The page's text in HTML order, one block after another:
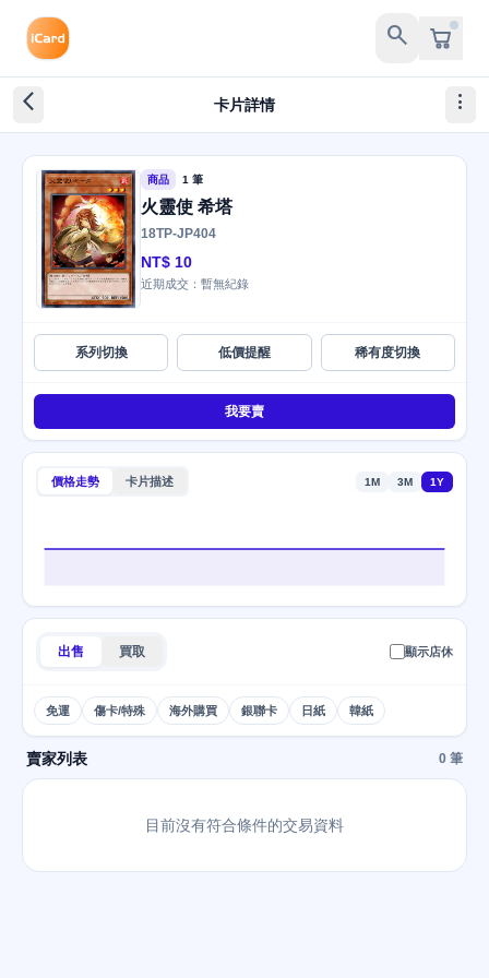
search
arrow_back_ios_new 卡片詳情 more_vert
商品 1 筆
火靈使 希塔
18TP-JP404
NT$ 10
近期成交：暫無紀錄
系列切換 低價提醒 稀有度切換
我要賣
價格走勢 卡片描述 1M 3M 1Y
出售 買取 顯示店休
免運 傷卡/特殊 海外購買 銀聯卡 日紙 韓紙
賣家列表 0 筆
目前沒有符合條件的交易資料